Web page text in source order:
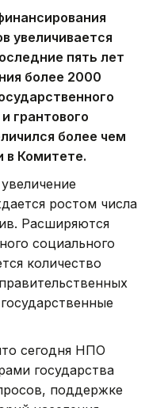
увеличивается
пять лет
более 2000
грантового
более чем
Комитете.
ростом числа
Расширяются
социального
количество
сегодня НПО
государства
поддержке